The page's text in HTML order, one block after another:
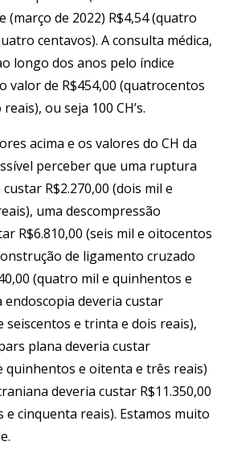
de 2022) R$4,54 (quatro
centavos). A consulta médica,
longo dos anos pelo índice
valor de R$454,00 (quatrocentos
ou seja 100 CH’s.
acima e os valores do CH da
perceber que uma ruptura
R$2.270,00 (dois mil e
uma descompressão
R$6.810,00 (seis mil e oitocentos
de ligamento cruzado
(quatro mil e quinhentos e
deveria custar
seiscentos e trinta e dois reais),
plana deveria custar
quinhentos e oitenta e três reais)
deveria custar R$11.350,00
cinquenta reais). Estamos muito